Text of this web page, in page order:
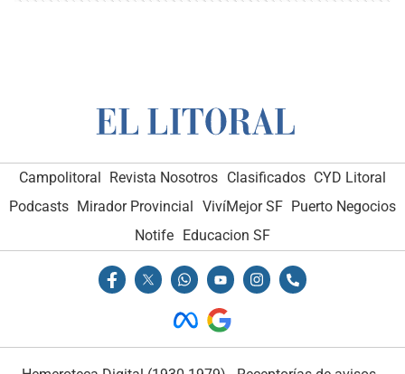
Campolitoral Revista Nosotros Clasificados CYD Litoral
Podcasts Mirador Provincial VivíMejor SF Puerto Negocios
Notife
Educacion SF